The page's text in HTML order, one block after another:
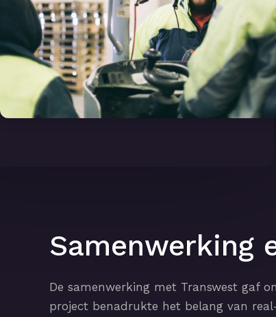
Samenwerking
De samenwerking met Transwest gaf
project benadrukte het belang van